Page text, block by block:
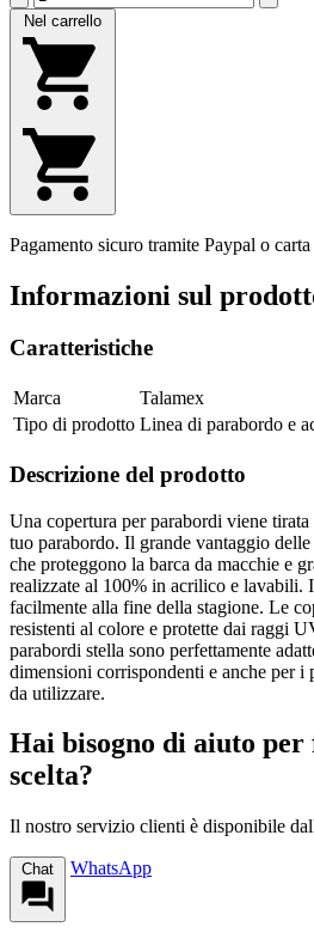
Nel carrello
Pagamento sicuro tramite Paypal o
Informazioni sul
Caratteristiche
Marca
Talamex
Tipo di prodotto Linea di parabordo e
Descrizione del prodotto
Una copertura per parabordi viene
tuo parabordo. Il grande vantaggio
che proteggono la barca da macchie e
realizzate al 100% in acrilico e lavabili.
facilmente alla fine della stagione. Le
resistenti al colore e protette dai raggi
parabordi stella sono perfettamente
dimensioni corrispondenti e anche per i
da utilizzare.
Hai bisogno di aiuto per
scelta?
Il nostro servizio clienti è disponibile
Chat WhatsApp